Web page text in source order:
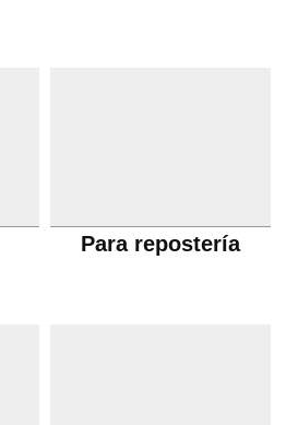
Para repostería